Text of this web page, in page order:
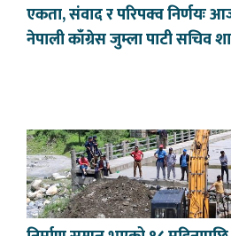
एकता, संवाद र परिपक्व
नेपाली काँग्रेस जुम्ला पाटी सचिव